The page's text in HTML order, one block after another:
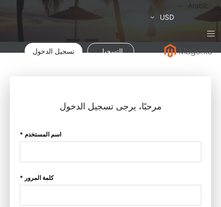
لغة
Arabic
العملة
USD
التسجيل تسجيل الدخول
مرحبًا، يرجى تسجيل الدخول
اسم المستخدم *
كلمة المرور *